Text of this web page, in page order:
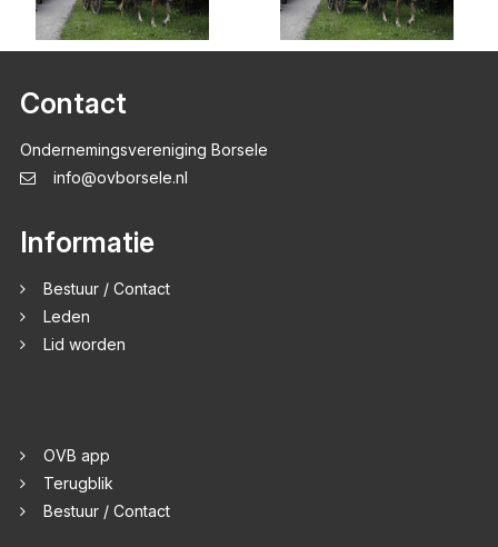
Contact
Ondernemingsvereniging Borsele
info@ovborsele.nl
Informatie
Bestuur / Contact
Leden
Lid worden
OVB app
Terugblik
Bestuur / Contact